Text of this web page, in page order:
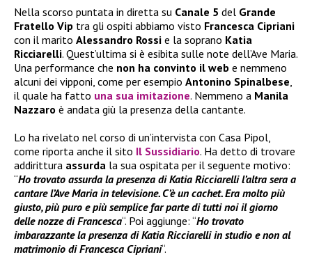
Nella scorso puntata in diretta su Canale 5 del Grande
Fratello Vip tra gli ospiti abbiamo visto Francesca Cipriani
con il marito Alessandro Rossi e la soprano Katia
Ricciarelli. Quest’ultima si è esibita sulle note dell’Ave Maria.
Una performance che non ha convinto il web e nemmeno
alcuni dei vipponi, come per esempio Antonino Spinalbese,
il quale ha fatto una sua imitazione. Nemmeno a Manila
Nazzaro è andata giù la presenza della cantante.
Lo ha rivelato nel corso di un’intervista con Casa Pipol,
come riporta anche il sito Il Sussidiario. Ha detto di trovare
addirittura assurda la sua ospitata per il seguente motivo:
“Ho trovato assurda la presenza di Katia Ricciarelli l’altra sera a
cantare l’Ave Maria in televisione. C’è un cachet. Era molto più
giusto, più puro e più semplice far parte di tutti noi il giorno
delle nozze di Francesca“. Poi aggiunge: “Ho trovato
imbarazzante la presenza di Katia Ricciarelli in studio e non al
matrimonio di Francesca Cipriani“.